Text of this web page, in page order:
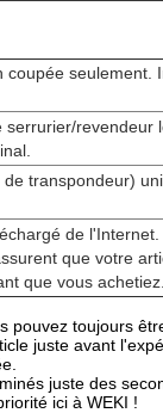
coupée seulement.
revendeur
transpondeur)
de l'Internet.
que votre
que vous achetiez.
pouvez toujours
juste avant
juste des
ici à WEKI !